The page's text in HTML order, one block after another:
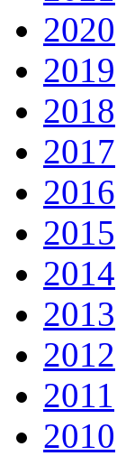
2020
2019
2018
2017
2016
2015
2014
2013
2012
2011
2010